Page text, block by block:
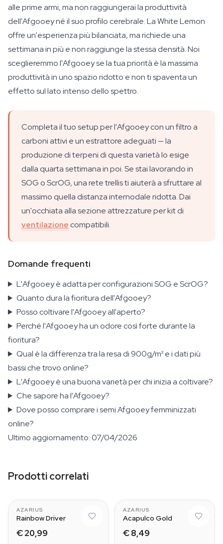
alle prime armi, ma non raggiungerai la produttività
dell'Afgooey né il suo profilo cerebrale. La White Lemon
offre un'esperienza più bilanciata, ma richiede una
settimana in più e non raggiunge la stessa densità. Noi
sceglieremmo l'Afgooey se la tua priorità è la massima
produttività in uno spazio ridotto e non ti spaventa un
effetto sul lato intenso dello spettro.
Completa il tuo setup per l'Afgooey con un filtro a
carboni attivi e un estrattore adeguati — la
produzione di terpeni di questa varietà lo esige
dalla quarta settimana in poi. Se stai lavorando in
SOG o ScrOG, una rete trellis ti aiuterà a sfruttare al
massimo quella distanza internodale ridotta. Dai
un'occhiata alla sezione attrezzature per kit di
ventilazione compatibili.
Domande frequenti
L'Afgooey è adatta per configurazioni SOG e ScrOG?
Quanto dura la fioritura dell'Afgooey?
Posso coltivare l'Afgooey all'aperto?
Perché l'Afgooey ha un odore così forte durante la
fioritura?
Qual è la differenza tra la resa di 900g/m² e i dati più
bassi che trovo online?
L'Afgooey è una buona varietà per chi inizia a coltivare?
Che sapore ha l'Afgooey?
Dove posso comprare i semi Afgooey femminizzati
online?
Ultimo aggiornamento: 07/04/2026
Prodotti correlati
AZARIUS
Rainbow Driver
€ 20,99
AZARIUS
Acapulco Gold
€ 8,49